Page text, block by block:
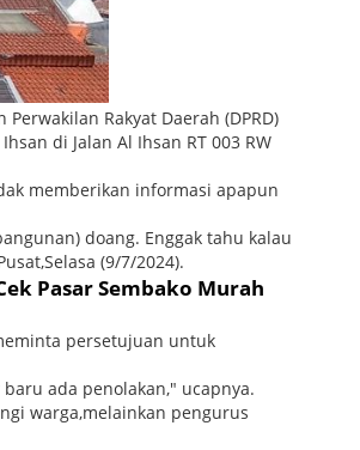
Rakyat Daerah (DPRD)
di Jalan Al Ihsan RT 003 RW
memberikan informasi apapun
doang. Enggak tahu kalau
(9/7/2024).
Pasar Sembako Murah
persetujuan untuk
ada penolakan," ucapnya.
warga,melainkan pengurus